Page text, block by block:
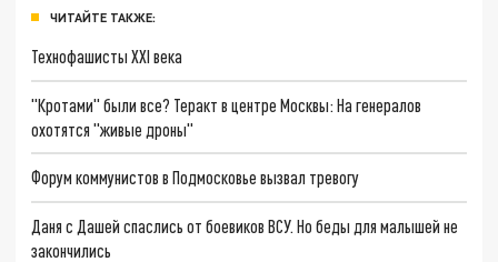
ЧИТАЙТЕ ТАКЖЕ:
Технофашисты XXI века
"Кротами" были все? Теракт в центре Москвы: На генералов
охотятся "живые дроны"
Форум коммунистов в Подмосковье вызвал тревогу
Даня с Дашей спаслись от боевиков ВСУ. Но беды для малышей не
закончились